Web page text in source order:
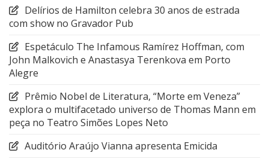
Delírios de Hamilton celebra 30 anos de estrada
com show no Gravador Pub
Espetáculo The Infamous Ramírez Hoffman, com
John Malkovich e Anastasya Terenkova em Porto
Alegre
Prêmio Nobel de Literatura, “Morte em Veneza”
explora o multifacetado universo de Thomas Mann em
peça no Teatro Simões Lopes Neto
Auditório Araújo Vianna apresenta Emicida